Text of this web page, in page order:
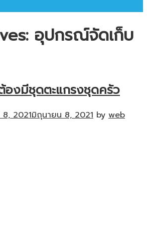
อุปกรณ์จัดเก็บ
องมีชุดตะแกรงชุดครัว
2021มิถุนายน 8, 2021 by web